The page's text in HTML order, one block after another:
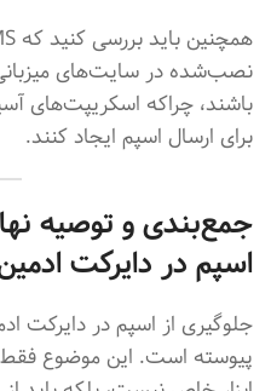
نصب‌شده در سایت‌های
باشند، چراکه اسکریپت‌های
برای ارسال اسپم ایجاد کنند.
جمع‌بندی و توصیه
اسپم در دایرکت
جلوگیری از اسپم در دایرکت
پیوسته است. این موضوع